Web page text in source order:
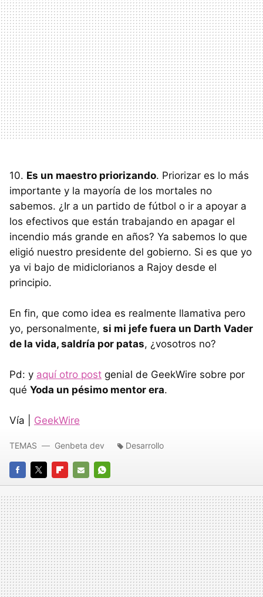
10. Es un maestro priorizando. Priorizar es lo más
importante y la mayoría de los mortales no
sabemos. ¿Ir a un partido de fútbol o ir a apoyar a
los efectivos que están trabajando en apagar el
incendio más grande en años? Ya sabemos lo que
eligió nuestro presidente del gobierno. Si es que yo
ya vi bajo de midiclorianos a Rajoy desde el
principio.
En fin, que como idea es realmente llamativa pero
yo, personalmente, si mi jefe fuera un Darth Vader
de la vida, saldría por patas, ¿vosotros no?
Pd: y aquí otro post genial de GeekWire sobre por
qué Yoda un pésimo mentor era.
Vía | GeekWire
FACEBOOK
TWITTERFLIPBOARD
E-
MAIL
WHATSAPP
TEMAS Genbeta dev Desarrollo